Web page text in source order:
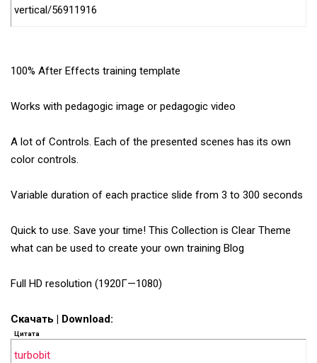
vertical/56911916
100% After Effects training template
Works with pedagogic image or pedagogic video
A lot of Controls. Each of the presented scenes has its own
color controls.
Variable duration of each practice slide from 3 to 300 seconds
Quick to use. Save your time! This Collection is Clear Theme
what can be used to create your own training Blog
Full HD resolution (1920Г—1080)
Скачать | Download:
Цитата
turbobit